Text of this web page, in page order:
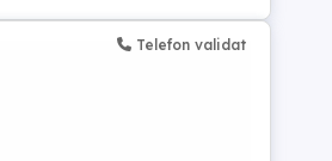
Telefon validat